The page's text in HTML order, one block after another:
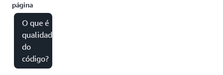
página
O que é
qualidade
do
código?